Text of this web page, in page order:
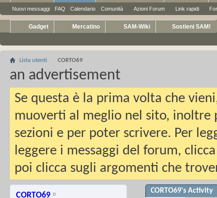
Nuovi messaggi FAQ Calendario Comunità Azioni Forum Link rapidi
Gadget Mercatino SAM-Wiki Sostieni SAM!
Lista utenti CORTO69
an advertisement
Se questa è la prima volta che
muoverti al meglio nel sito, inoltre
sezioni e per poter scrivere. Per
leggere i messaggi del forum,
poi clicca sugli argomenti che
CORTO69
CORTO69's Activity